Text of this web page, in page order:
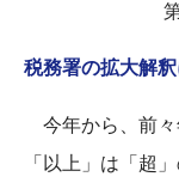
税務署の拡大解
今年から、前々
「以上」は「超